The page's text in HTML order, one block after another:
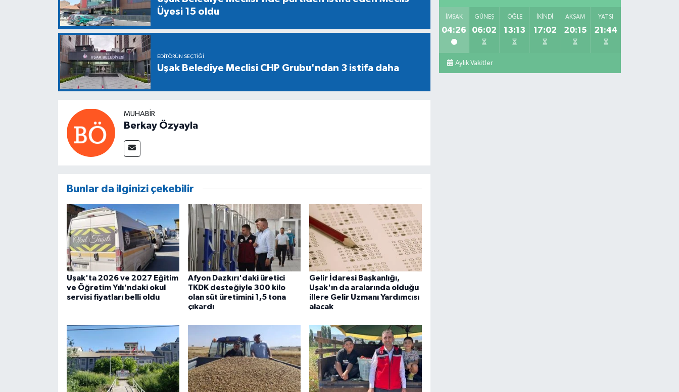
Üyesi 15 oldu
EDITÖRÜN SEÇTIĞI
Uşak Belediye Meclisi CHP Grubu'ndan 3 istifa daha
MUHABIR
Berkay Özyayla
Bunlar da ilginizi çekebilir
Uşak'ta 2026 ve 2027 Eğitim
ve Öğretim Yılı'ndaki okul
servisi fiyatları belli oldu
Afyon Dazkırı'daki üretici
TKDK desteğiyle 300 kilo
olan süt üretimini 1,5 tona
çıkardı
Gelir İdaresi Başkanlığı,
Uşak'ın da aralarında olduğu
illere Gelir Uzmanı Yardımcısı
alacak
İMSAK
04:26
GÜNEŞ
06:02
ÖĞLE
13:13
İKINDI
17:02
AKŞAM
20:15
YATSI
21:44
Aylık Vakitler